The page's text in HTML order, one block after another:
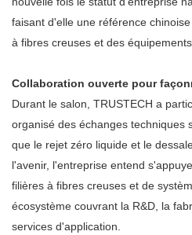
faisant d'elle une référence
à fibres creuses et des
Collaboration ouverte pour
Durant le salon, TRUSTECH a
organisé des échanges techniques
que le rejet zéro liquide et le
l'avenir, l'entreprise entend
filières à fibres creuses et de
écosystème couvrant la R&D, la
services d'application.